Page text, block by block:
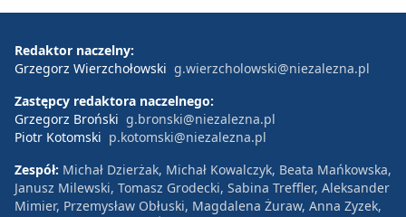
Redaktor naczelny:
Grzegorz Wierzchołowski g.wierzcholowski@niezalezna.pl
Zastępcy redaktora naczelnego:
Grzegorz Broński g.bronski@niezalezna.pl
Piotr Kotomski p.kotomski@niezalezna.pl
Zespół: Michał Dzierżak, Michał Kowalczyk, Beata Mańkowska,
Janusz Milewski, Tomasz Grodecki, Sabina Treffler, Aleksander
Mimier, Przemysław Obłuski, Magdalena Żuraw, Anna Zyzek,